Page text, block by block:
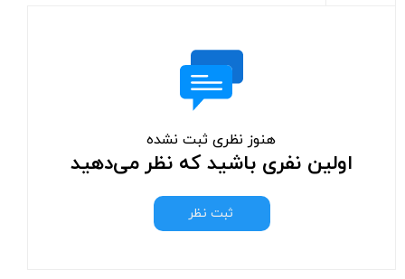
هنوز نظری ثبت نشده
اولین نفری باشید که نظر می‌دهید
ثبت نظر